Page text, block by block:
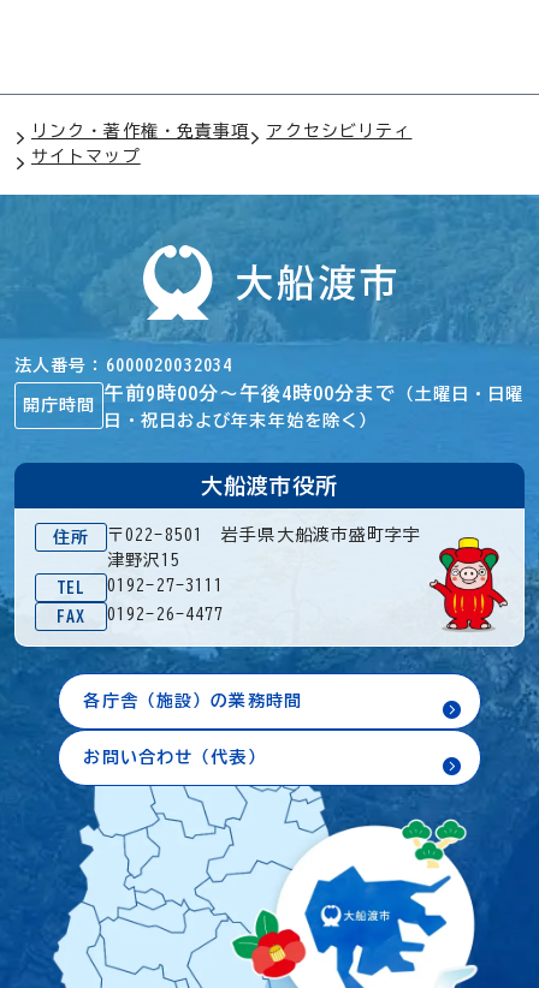
リンク・著作権・免責事項
アクセシビリティ
サイトマップ
法人番号 6000020032034
開庁時間
午前9時00分～午後4時00分まで
（土曜日・日曜
日・祝日および年末年始を除く）
大船渡市役所
住所
〒022-8501 岩手県大船渡市盛町字宇
津野沢15
TEL
0192-27-3111
FAX
0192-26-4477
各庁舎（施設）の業務時間
お問い合わせ（代表）